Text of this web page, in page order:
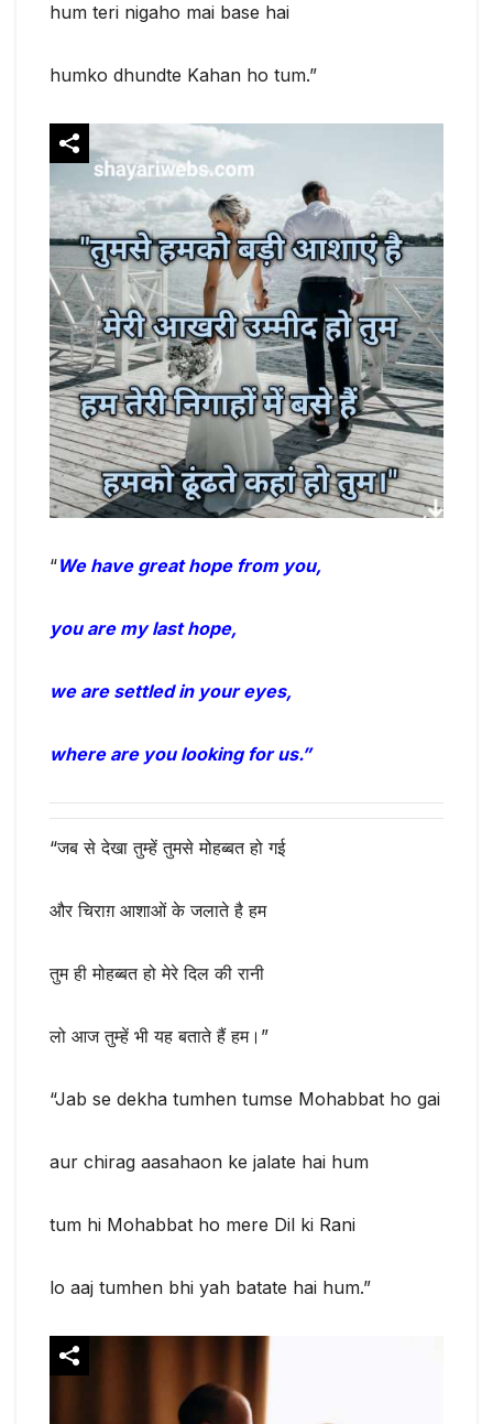
hum teri nigaho mai base hai
humko dhundte Kahan ho tum.”
“We have great hope from you,
you are my last hope,
we are settled in your eyes,
where are you looking for us.”
“जब से देखा तुम्हें तुमसे मोहब्बत हो गई
और चिराग़ आशाओं के जलाते है हम
तुम ही मोहब्बत हो मेरे दिल की रानी
लो आज तुम्हें भी यह बताते हैं हम।”
“Jab se dekha tumhen tumse Mohabbat ho gai
aur chirag aasahaon ke jalate hai hum
tum hi Mohabbat ho mere Dil ki Rani
lo aaj tumhen bhi yah batate hai hum.”